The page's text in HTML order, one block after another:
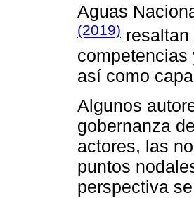
Aguas
(2019)
así como
Algunos
gobernanza
actores, las
puntos
perspectiva